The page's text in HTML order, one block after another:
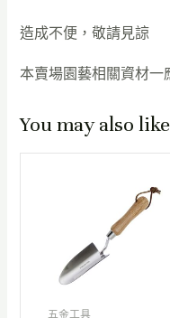
造成不便，敬請見諒
本賣場園藝相關資材一
You may also
五金工具